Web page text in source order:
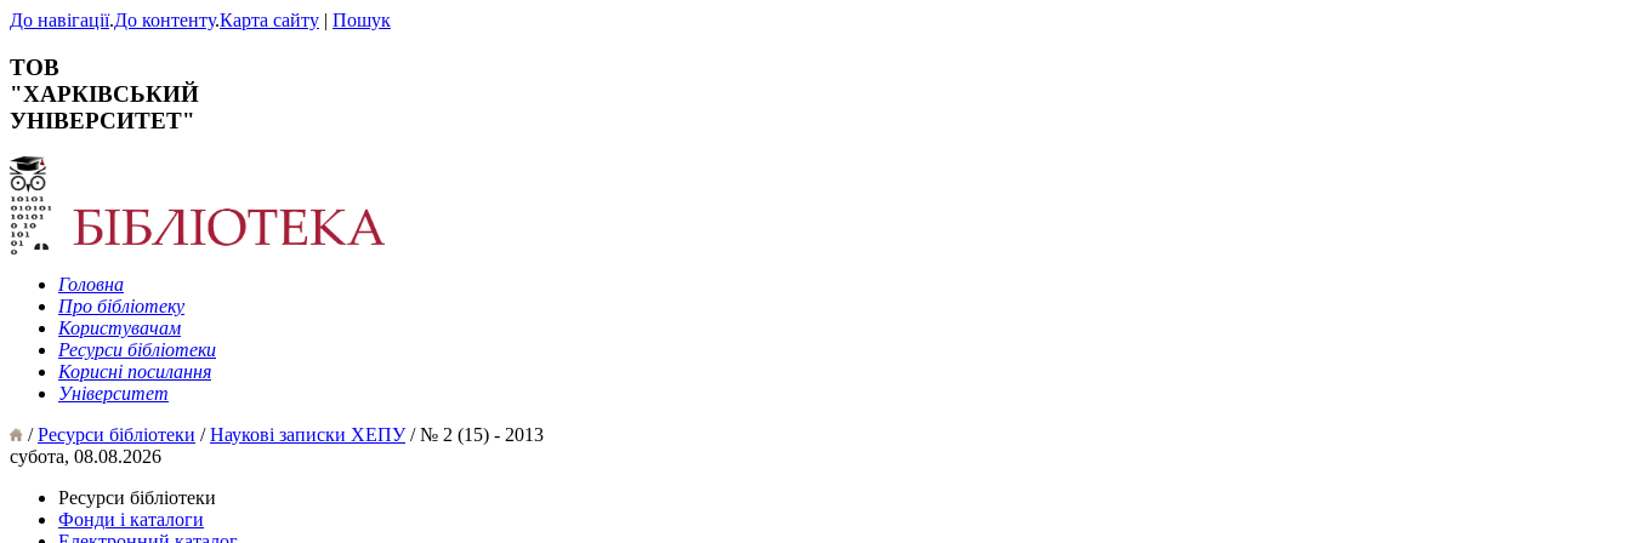
До навігації.До контенту.Карта сайту | Пошук
ТОВ
"ХАРКІВСЬКИЙ
УНІВЕРСИТЕТ"
Головна
Про бібліотеку
Користувачам
Ресурси бібліотеки
Корисні посилання
Університет
/Ресурси бібліотеки /Наукові записки ХЕПУ/ № 2 (15) - 2013
субота, 08.08.2026
Ресурси бібліотеки
Фонди і каталоги